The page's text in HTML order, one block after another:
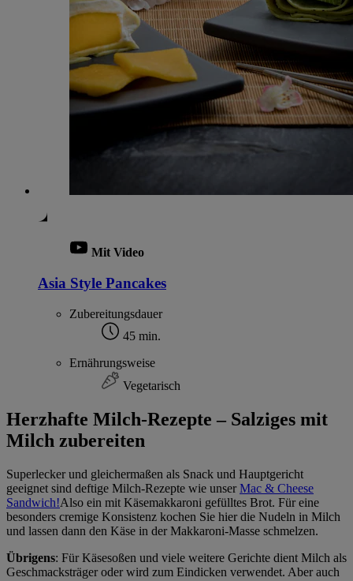
Mit Video
Asia Style Pancakes
Zubereitungsdauer
45 min.
Ernährungsweise
Vegetarisch
Herzhafte Milch-Rezepte – Salziges mit
Milch zubereiten
Superlecker und gleichermaßen als Snack und Hauptgericht
geeignet sind deftige Milch-Rezepte wie unser Mac & Cheese
Sandwich!Also ein mit Käsemakkaroni gefülltes Brot. Für eine
besonders cremige Konsistenz kochen Sie hier die Nudeln in Milch
und lassen dann den Käse in der Makkaroni-Masse schmelzen.
Übrigens: Für Käsesoßen und viele weitere Gerichte dient Milch als
Geschmacksträger oder wird zum Eindicken verwendet. Aber auch